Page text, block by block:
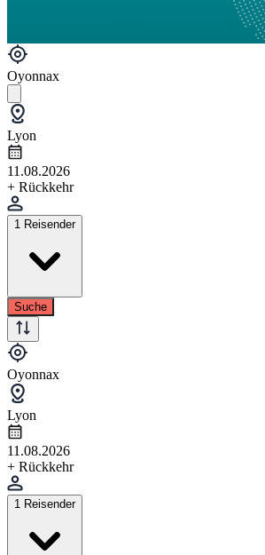
Oyonnax
Lyon
11.08.2026
+ Rückkehr
1 Reisender
Suche
Oyonnax
Lyon
11.08.2026
+ Rückkehr
1 Reisender